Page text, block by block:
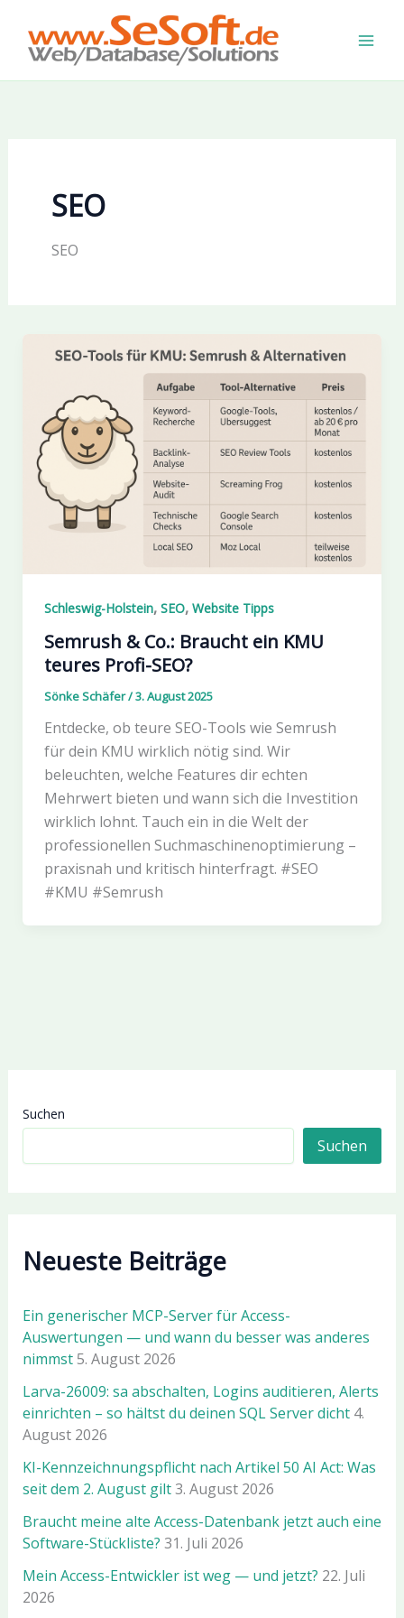
Inhalt
springen
SEO
SEO
Schleswig-Holstein, SEO, Website Tipps
Semrush & Co.: Braucht ein KMU
teures Profi-SEO?
Sönke Schäfer/3. August 2025
Entdecke, ob teure SEO-Tools wie Semrush
für dein KMU wirklich nötig sind. Wir
beleuchten, welche Features dir echten
Mehrwert bieten und wann sich die Investition
wirklich lohnt. Tauch ein in die Welt der
professionellen Suchmaschinenoptimierung –
praxisnah und kritisch hinterfragt. #SEO
#KMU #Semrush
Suchen
Suchen
Neueste Beiträge
Ein generischer MCP-Server für Access-
Auswertungen — und wann du besser was anderes
nimmst5. August 2026
Larva-26009: sa abschalten, Logins auditieren, Alerts
einrichten – so hältst du deinen SQL Server dicht 4.
August 2026
KI-Kennzeichnungspflicht nach Artikel 50 AI Act: Was
seit dem 2. August gilt3. August 2026
Braucht meine alte Access-Datenbank jetzt auch eine
Software-Stückliste? 31. Juli 2026
Mein Access-Entwickler ist weg — und jetzt? 22. Juli
2026